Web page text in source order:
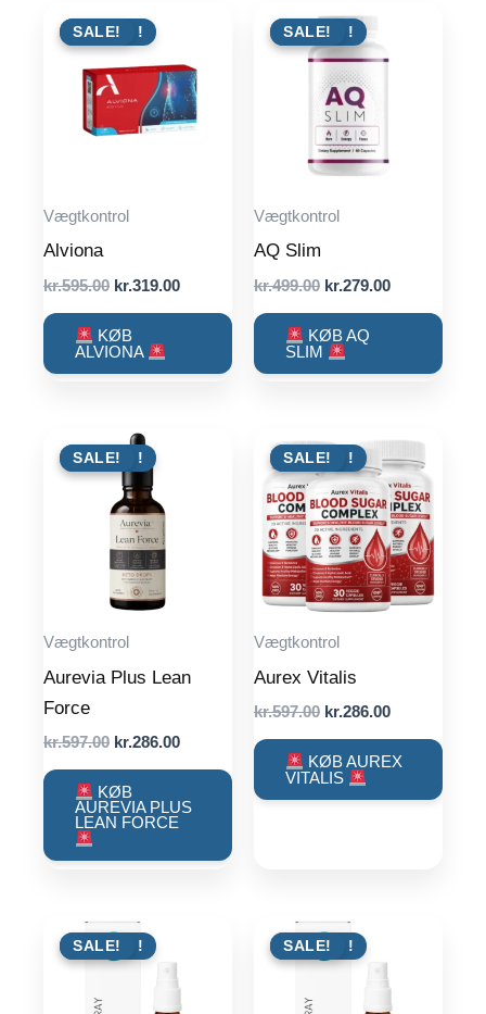
TILBUD !
SALE!
Vægtkontrol
Alviona
kr.595.00 Original
was:
kr.595.00.
kr.319.00Current
KØB
ALVIONA
TILBUD !
SALE!
Vægtkontrol
AQ Slim
kr.499.00 Original
was:
kr.499.00.
kr.279.00Current
KØB AQ
SLIM
TILBUD !
SALE!
Vægtkontrol
Aurevia Plus Lean
Force
kr.597.00 Original
was:
kr.597.00.
kr.286.00Current
kr.286.00.
KØB
AUREVIA PLUS
LEAN FORCE
TILBUD !
SALE!
Vægtkontrol
Aurex Vitalis
kr.597.00 Original
was:
kr.597.00.
kr.286.00Current
is:
KØB AUREX
VITALIS
TILBUD !
SALE! TILBUD !
SALE!